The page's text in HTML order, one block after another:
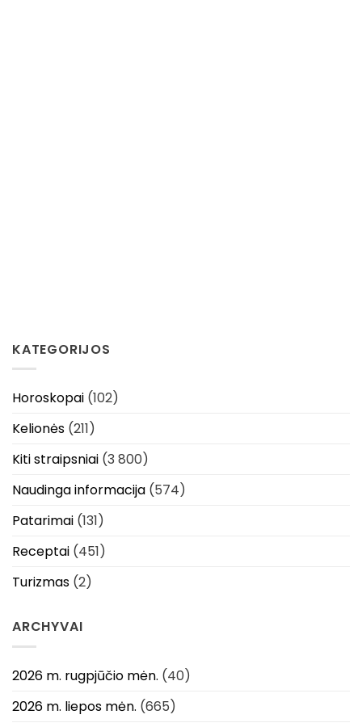
KATEGORIJOS
Horoskopai (102)
Kelionės (211)
Kiti straipsniai (3 800)
Naudinga informacija (574)
Patarimai (131)
Receptai (451)
Turizmas (2)
ARCHYVAI
2026 m. rugpjūčio mėn. (40)
2026 m. liepos mėn. (665)